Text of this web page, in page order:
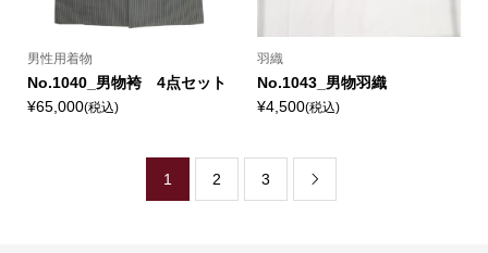
男性用着物
No.1040_男物袴 4点セット
¥65,000(税込)
羽織
No.1043_男物羽織
¥4,500(税込)
1 2 3 